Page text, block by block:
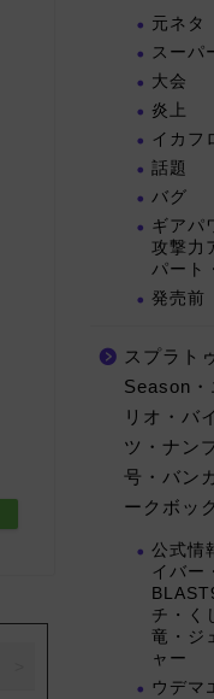
元ネタ
スーパ
大会
炎上
イカフ
話題
バグ
ギアパ
攻撃力
パート
発売前
スプラト
Season
リオ・バ
ツ・ナン
号・バン
ークボッ
公式情
イバー
チ・く
竜・ジ
ャー
ウデマ